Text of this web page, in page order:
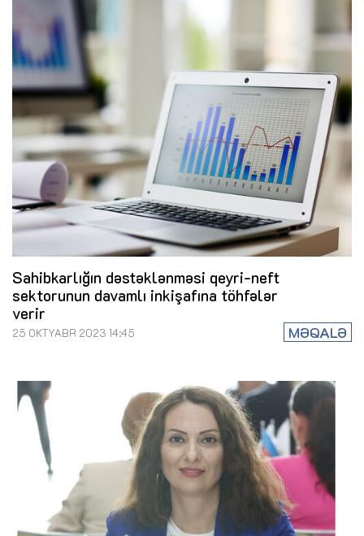
Sahibkarlığın dəstəklənməsi qeyri-neft
sektorunun davamlı inkişafına töhfələr
verir
MƏQALƏ
25 OKTYABR 2023 14:45